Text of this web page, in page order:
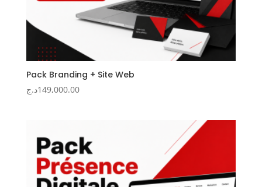
Pack Branding + Site Web
149,000.00د.ج